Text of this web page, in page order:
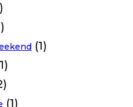
(1)
(1)